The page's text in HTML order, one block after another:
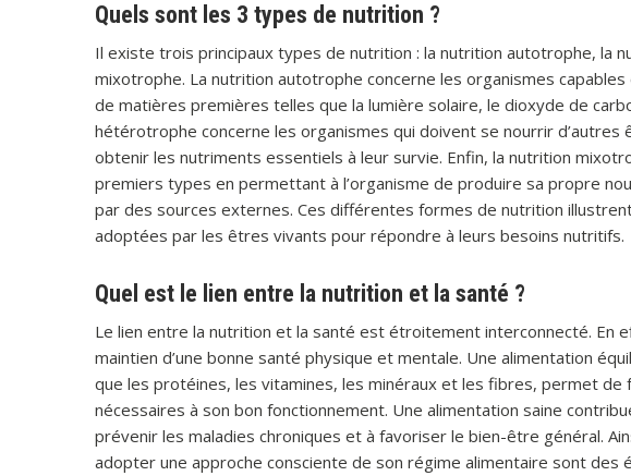
Quels sont les 3 types de nutrition ?
Il existe trois principaux types de nutrition : la nutrition autotrophe, la
mixotrophe. La nutrition autotrophe concerne les organismes
de matières premières telles que la lumière solaire, le dioxyde de
hétérotrophe concerne les organismes qui doivent se nourrir
obtenir les nutriments essentiels à leur survie. Enfin, la nutrition
premiers types en permettant à l’organisme de produire sa propre
par des sources externes. Ces différentes formes de nutrition
adoptées par les êtres vivants pour répondre à leurs besoins nutritifs.
Quel est le lien entre la nutrition et la santé ?
Le lien entre la nutrition et la santé est étroitement interconnecté. En
maintien d’une bonne santé physique et mentale. Une alimentation
que les protéines, les vitamines, les minéraux et les fibres, permet de
nécessaires à son bon fonctionnement. Une alimentation saine
prévenir les maladies chroniques et à favoriser le bien-être général.
adopter une approche consciente de son régime alimentaire sont des